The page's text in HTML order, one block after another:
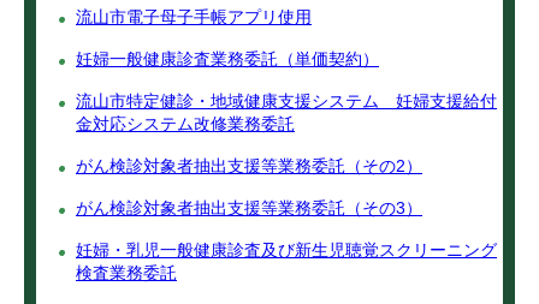
流山市電子母子手帳アプリ使用
妊婦一般健康診査業務委託（単価契約）
流山市特定健診・地域健康支援システム 妊婦支援給付
金対応システム改修業務委託
がん検診対象者抽出支援等業務委託（その2）
がん検診対象者抽出支援等業務委託（その3）
妊婦・乳児一般健康診査及び新生児聴覚スクリーニング
検査業務委託